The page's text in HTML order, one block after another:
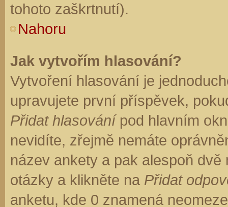
tohoto zaškrtnutí).
Nahoru
Jak vytvořím hlasování?
Vytvoření hlasování je
upravujete první příspěvek,
Přidat hlasovánípod hlavním
nevidíte, zřejmě nemáte
název ankety a pak alespoň
otázky a klikněte na Přidat
anketu, kde 0 znamená